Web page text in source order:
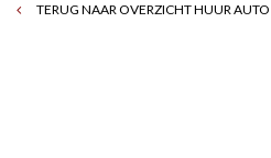
TERUG NAAR OVERZICHT HUUR AUTO